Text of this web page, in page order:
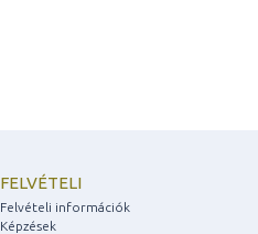
FELVÉTELI
Felvételi információk
Képzések